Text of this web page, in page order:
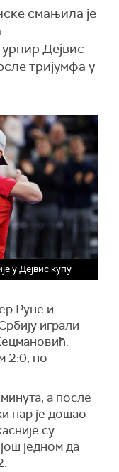
смањила је
Дејвис
тријумфа у
у Дејвис купу
Руне и
играли
2:0, по
а после
пар је дошао
су
једном да